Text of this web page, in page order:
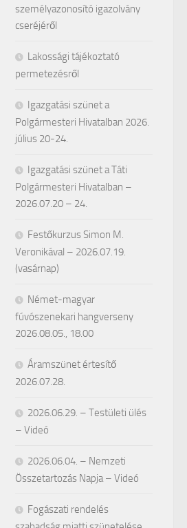
személyazonosító igazolvány
cseréjéről
Lakossági tájékoztató
permetezésről
Igazgatási szünet a
Polgármesteri Hivatalban 2026.
július 20-24.
Igazgatási szünet a Táti
Polgármesteri Hivatalban –
2026.07.20 – 24.
Festőkurzus Simon M.
Veronikával – 2026.07.19.
(vasárnap)
Német-magyar
fúvószenekari hangverseny
2026.08.05., 18.00
Áramszünet értesítő
2026.07.28.
2026.06.29. – Testületi ülés
– Videó
2026.06.04. – Nemzeti
Összetartozás Napja – Videó
Fogászati rendelés